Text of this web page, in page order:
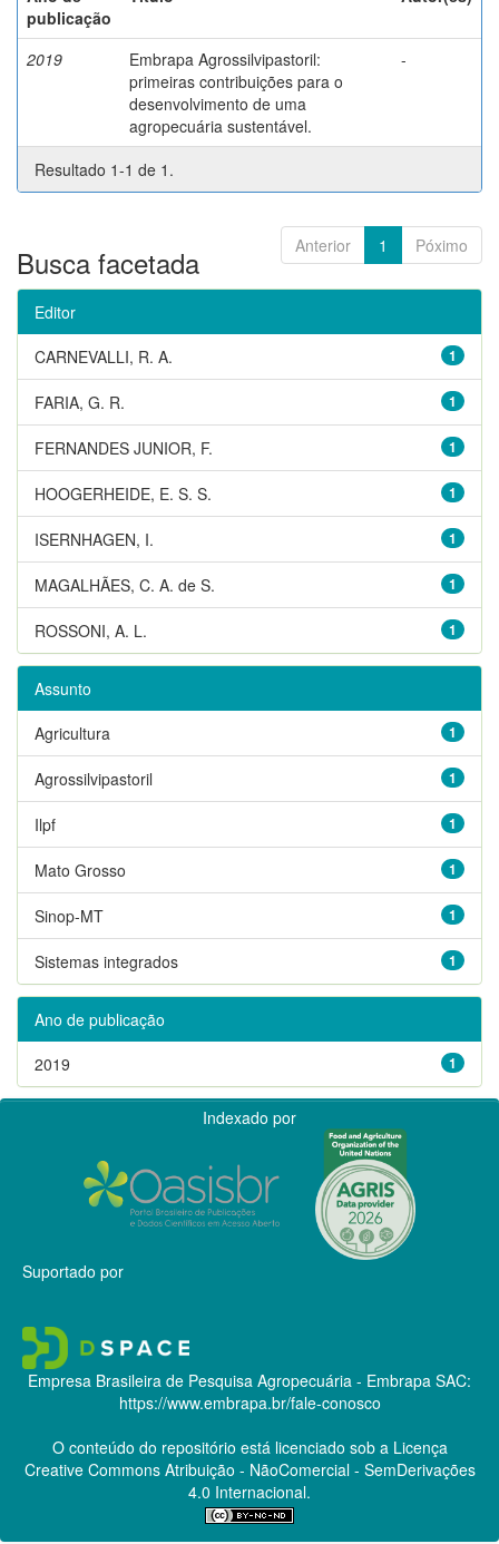
publicação
2019
Embrapa Agrossilvipastoril:
primeiras contribuições para o
desenvolvimento de uma
agropecuária sustentável.
-
Resultado 1-1 de 1.
Anterior 1 Póximo
Busca facetada
Editor
1
CARNEVALLI, R. A.
1
FARIA, G. R.
1
FERNANDES JUNIOR, F.
1
HOOGERHEIDE, E. S. S.
1
ISERNHAGEN, I.
1
MAGALHÃES, C. A. de S.
1
ROSSONI, A. L.
Assunto
1
Agricultura
1
Agrossilvipastoril
1
Ilpf
1
Mato Grosso
1
Sinop-MT
1
Sistemas integrados
Ano de publicação
1
2019
Indexado por
Suportado por
Empresa Brasileira de Pesquisa Agropecuária - Embrapa SAC:
https://www.embrapa.br/fale-conosco
O conteúdo do repositório está licenciado sob a Licença
Creative CommonsAtribuição - NãoComercial - SemDerivações
4.0 Internacional.